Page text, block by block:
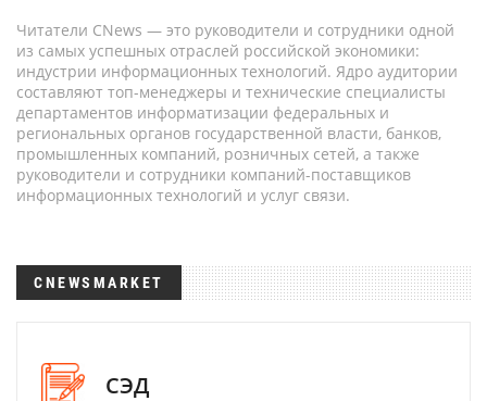
Читатели CNews — это руководители и сотрудники одной
из самых успешных отраслей российской экономики:
индустрии информационных технологий. Ядро аудитории
составляют топ-менеджеры и технические специалисты
департаментов информатизации федеральных и
региональных органов государственной власти, банков,
промышленных компаний, розничных сетей, а также
руководители и сотрудники компаний-поставщиков
информационных технологий и услуг связи.
CNEWSMARKET
СЭД